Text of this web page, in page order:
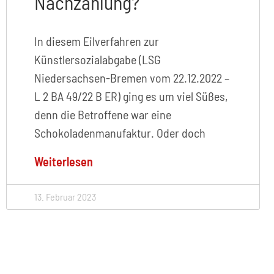
In diesem Eilverfahren zur
Künstlersozialabgabe (LSG
Niedersachsen-Bremen vom 22.12.2022 –
L 2 BA 49/22 B ER) ging es um viel Süßes,
denn die Betroffene war eine
Schokoladenmanufaktur. Oder doch
Weiterlesen
13. Februar 2023